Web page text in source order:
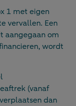
1 met eigen
vervallen. Een
aangegaan om
wordt
(vanaf
dan